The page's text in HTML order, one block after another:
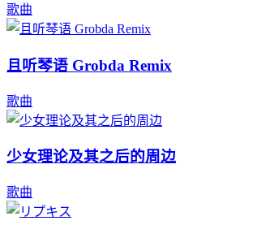
歌曲
且听琴语 Grobda Remix
歌曲
少女理论及其之后的周边
歌曲